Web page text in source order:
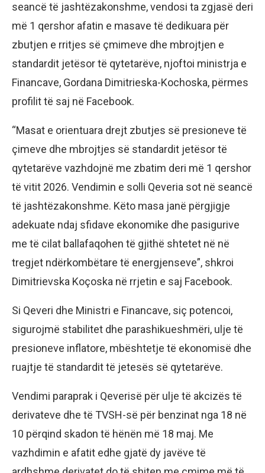
seancë të jashtëzakonshme, vendosi ta zgjasë deri
më 1 qershor afatin e masave të dedikuara për
zbutjen e rritjes së çmimeve dhe mbrojtjen e
standardit jetësor të qytetarëve, njoftoi ministrja e
Financave, Gordana Dimitrieska-Kochoska, përmes
profilit të saj në Facebook.
“Masat e orientuara drejt zbutjes së presioneve të
çimeve dhe mbrojtjes së standardit jetësor të
qytetarëve vazhdojnë me zbatim deri më 1 qershor
të vitit 2026. Vendimin e solli Qeveria sot në seancë
të jashtëzakonshme. Këto masa janë përgjigje
adekuate ndaj sfidave ekonomike dhe pasigurive
me të cilat ballafaqohen të gjithë shtetet në në
tregjet ndërkombëtare të energjenseve”, shkroi
Dimitrievska Koçoska në rrjetin e saj Facebook.
Si Qeveri dhe Ministri e Financave, siç potencoi,
sigurojmë stabilitet dhe parashikueshmëri, ulje të
presioneve inflatore, mbështetje të ekonomisë dhe
ruajtje të standardit të jetesës së qytetarëve.
Vendimi paraprak i Qeverisë për ulje të akcizës të
derivateve dhe të TVSH-së për benzinat nga 18 në
10 përqind skadon të hënën më 18 maj. Me
vazhdimin e afatit edhe gjatë dy javëve të